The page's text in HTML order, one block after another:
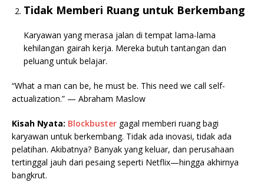
Tidak Memberi Ruang untuk Berkembang
Karyawan yang merasa jalan di tempat lama-lama
kehilangan gairah kerja. Mereka butuh tantangan dan
peluang untuk belajar.
“What a man can be, he must be. This need we call self-
actualization.” — Abraham Maslow
Kisah Nyata: Blockbuster gagal memberi ruang bagi
karyawan untuk berkembang. Tidak ada inovasi, tidak ada
pelatihan. Akibatnya? Banyak yang keluar, dan perusahaan
tertinggal jauh dari pesaing seperti Netflix—hingga akhirnya
bangkrut.